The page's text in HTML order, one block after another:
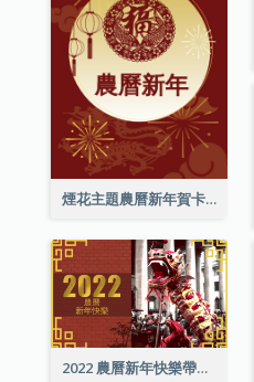
煙花主題農曆新年賀卡
2022 農曆新年快樂帶照片賀卡